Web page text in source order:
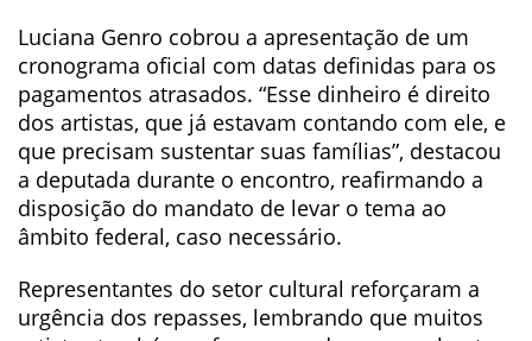
Luciana Genro cobrou a apresentação de um
cronograma oficial com datas definidas para os
pagamentos atrasados. “Esse dinheiro é direito
dos artistas, que já estavam contando com ele, e
que precisam sustentar suas famílias”, destacou
a deputada durante o encontro, reafirmando a
disposição do mandato de levar o tema ao
âmbito federal, caso necessário.
Representantes do setor cultural reforçaram a
urgência dos repasses, lembrando que muitos